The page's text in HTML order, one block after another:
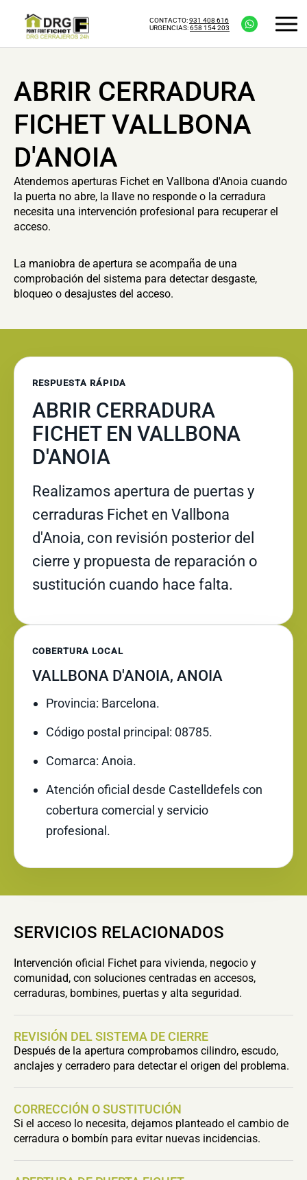
CONTACTO:931 408 616
URGENCIAS:658 154 203
ABRIR CERRADURA
FICHET VALLBONA
D'ANOIA
Atendemos aperturas Fichet en Vallbona d'Anoia cuando
la puerta no abre, la llave no responde o la cerradura
necesita una intervención profesional para recuperar el
acceso.
La maniobra de apertura se acompaña de una
comprobación del sistema para detectar desgaste,
bloqueo o desajustes del acceso.
RESPUESTA RÁPIDA
ABRIR CERRADURA
FICHET EN VALLBONA
D'ANOIA
Realizamos apertura de puertas y
cerraduras Fichet en Vallbona
d'Anoia, con revisión posterior del
cierre y propuesta de reparación o
sustitución cuando hace falta.
COBERTURA LOCAL
VALLBONA D'ANOIA, ANOIA
Provincia: Barcelona.
Código postal principal: 08785.
Comarca: Anoia.
Atención oficial desde Castelldefels con
cobertura comercial y servicio
profesional.
SERVICIOS RELACIONADOS
Intervención oficial Fichet para vivienda, negocio y
comunidad, con soluciones centradas en accesos,
cerraduras, bombines, puertas y alta seguridad.
REVISIÓN DEL SISTEMA DE CIERRE
Después de la apertura comprobamos cilindro, escudo,
anclajes y cerradero para detectar el origen del problema.
CORRECCIÓN O SUSTITUCIÓN
Si el acceso lo necesita, dejamos planteado el cambio de
cerradura o bombín para evitar nuevas incidencias.